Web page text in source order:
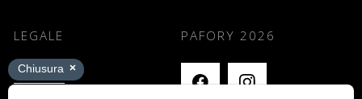
LEGALE
Impronta
PAFORY 2026